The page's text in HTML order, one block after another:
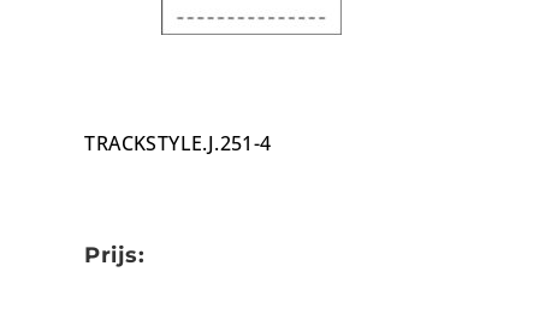
TRACKSTYLE.J.251-4
Prijs: